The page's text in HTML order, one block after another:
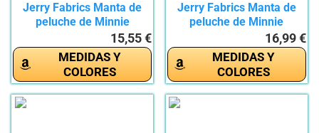
Jerry Fabrics Manta de
peluche de Minnie
15,55 €
MEDIDAS Y
COLORES
Jerry Fabrics Manta de
peluche de Minnie
16,99 €
MEDIDAS Y
COLORES